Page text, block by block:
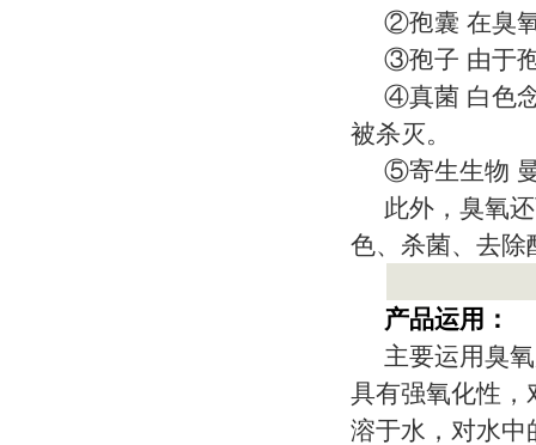
②孢囊 在臭
③孢子 由于
④真菌 白色
被杀灭。
⑤寄生生物
此外，臭氧
色、杀菌、去除
产品运用：
主要运用臭
具有强氧化性，
溶于水，对水中